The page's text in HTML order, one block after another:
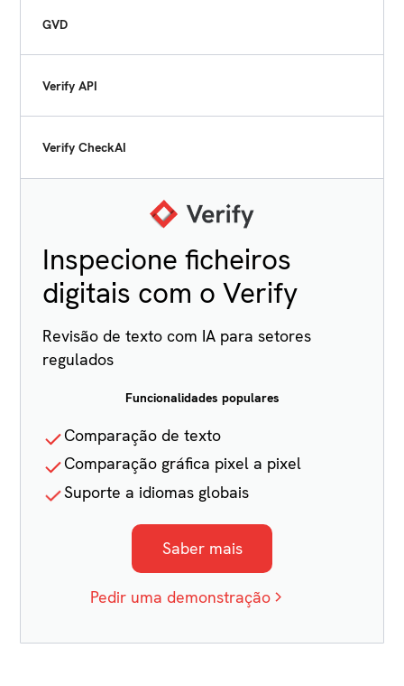
GVD
Verify API
Verify CheckAI
Inspecione ficheiros
digitais com o Verify
Revisão de texto com IA para setores
regulados
Funcionalidades populares
Comparação de texto
Comparação gráfica pixel a pixel
Suporte a idiomas globais
Saber mais
Pedir uma demonstração